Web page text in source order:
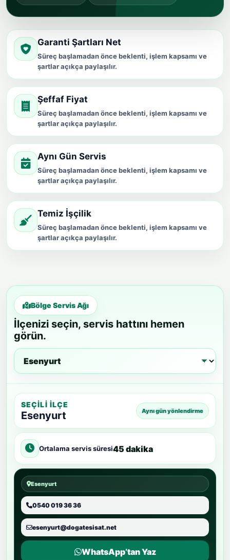
Garanti Şartları Net
Süreç başlamadan önce beklenti, işlem kapsamı ve
şartlar açıkça paylaşılır.
Şeffaf Fiyat
Süreç başlamadan önce beklenti, işlem kapsamı ve
şartlar açıkça paylaşılır.
Aynı Gün Servis
Süreç başlamadan önce beklenti, işlem kapsamı ve
şartlar açıkça paylaşılır.
Temiz İşçilik
Süreç başlamadan önce beklenti, işlem kapsamı ve
şartlar açıkça paylaşılır.
Bölge Servis Ağı
İlçenizi seçin, servis hattını hemen
görün.
SEÇILI İLÇE
Esenyurt Aynı gün yönlendirme
Ortalama servis süresi45 dakika
Esenyurt
0540 019 36 36
esenyurt@dogatesisat.net
WhatsApp’tan Yaz